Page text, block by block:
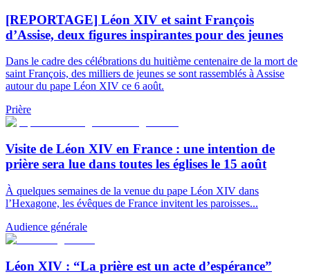
[REPORTAGE] Léon XIV et saint François
d’Assise, deux figures inspirantes pour des jeunes
Dans le cadre des célébrations du huitième centenaire de la mort de
saint François, des milliers de jeunes se sont rassemblés à Assise
autour du pape Léon XIV ce 6 août.
Prière
Visite de Léon XIV en France : une intention de
prière sera lue dans toutes les églises le 15 août
À quelques semaines de la venue du pape Léon XIV dans
l’Hexagone, les évêques de France invitent les paroisses...
Audience générale
Léon XIV : “La prière est un acte d’espérance”